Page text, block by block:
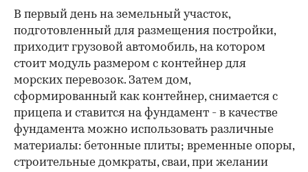
В первый день на земельный участок,
подготовленный для размещения постройки,
приходит грузовой автомобиль, на котором
стоит модуль размером с контейнер для
морских перевозок. Затем дом,
сформированный как контейнер, снимается с
прицепа и ставится на фундамент - в качестве
фундамента можно использовать различные
материалы: бетонные плиты; временные опоры,
строительные домкраты, сваи, при желании